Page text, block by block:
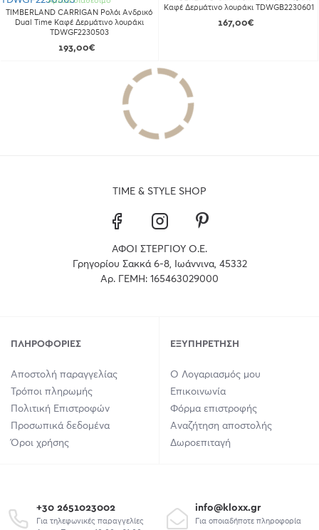
TIMBERLAND CARRIGAN Ρολόι Ανδρικό
Dual Time Καφέ Δερμάτινο λουράκι
TDWGF2230503
193,00€
Καφέ Δερμάτινο λουράκι TDWGB2230601
167,00€
TIME & STYLE SHOP
ΑΦΟΙ ΣΤΕΡΓΙΟΥ Ο.Ε.
Γρηγορίου Σακκά 6-8, Ιωάννινα, 45332
Αρ. ΓΕΜΗ: 165463029000
ΠΛΗΡΟΦΟΡΊΕΣ
Αποστολή παραγγελίας
Τρόποι πληρωμής
Πολιτική Επιστροφών
Προσωπικά δεδομένα
Όροι χρήσης
ΕΞΥΠΗΡΈΤΗΣΗ
Ο Λογαριασμός μου
Επικοινωνία
Φόρμα επιστροφής
Αναζήτηση αποστολής
Δωροεπιταγή
+30 2651023002
Για τηλεφωνικές παραγγελίες
info@kloxx.gr
Για οποιαδήποτε πληροφορία